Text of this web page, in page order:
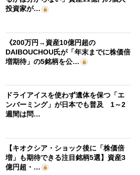
投資家が…
《200万円→資産10億円超の
DAIBOUCHOU氏が「年末までに株価倍
増期待」の5銘柄を公…
ドライアイスを使わず遺体を保つ「エ
ンバーミング」が日本でも普及 1～2
週間は問…
【キオクシア・ショック後に「株価倍
増」も期待できる注目銘柄5選】資産3
億円超・…